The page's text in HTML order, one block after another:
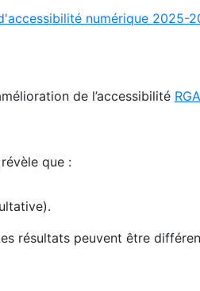
numérique 2025-
de l’accessibilité
révèle que :
résultats peuvent être